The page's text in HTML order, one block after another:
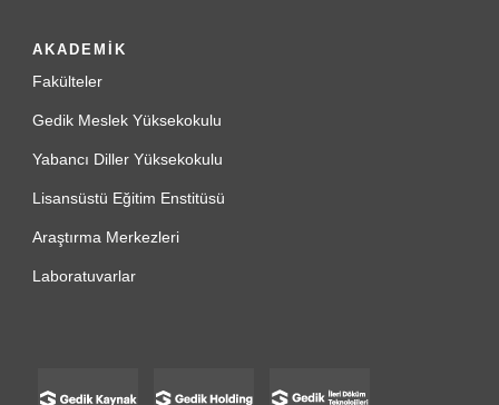
AKADEMİK
Fakülteler
Gedik Meslek Yüksekokulu
Yabancı Diller Yüksekokulu
Lisansüstü Eğitim Enstitüsü
Araştırma Merkezleri
Laboratuvarlar